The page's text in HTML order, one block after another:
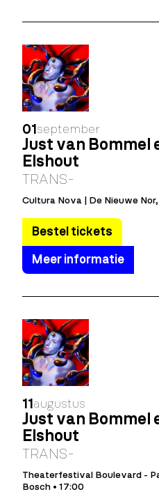
01 september
Just van Bommel
Elshout
TRANS-
Cultura Nova | De Nieuwe
Bestel tickets
Meer informatie
11 augustus
Just van Bommel
Elshout
TRANS-
Theaterfestival Boulevard -
Bosch • 17:00